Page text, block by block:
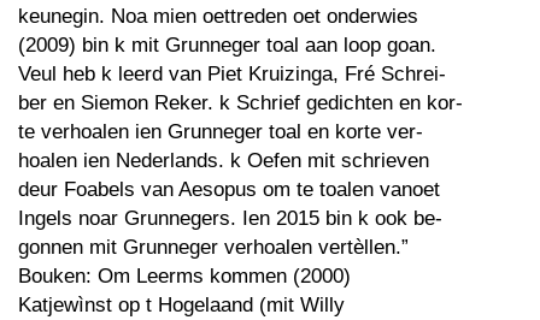
keunegin. Noa mien oettreden oet onderwies
(2009) bin k mit Grunneger toal aan loop goan.
Veul heb k leerd van Piet Kruizinga, Fré Schrei-
ber en Siemon Reker. k Schrief gedichten en kor-
te verhoalen ien Grunneger toal en korte ver-
hoalen ien Nederlands. k Oefen mit schrieven
deur Foabels van Aesopus om te toalen vanoet
Ingels noar Grunnegers. Ien 2015 bin k ook be-
gonnen mit Grunneger verhoalen vertèllen.”
Bouken: Om Leerms kommen (2000)
Katjewìnst op t Hogelaand (mit Willy